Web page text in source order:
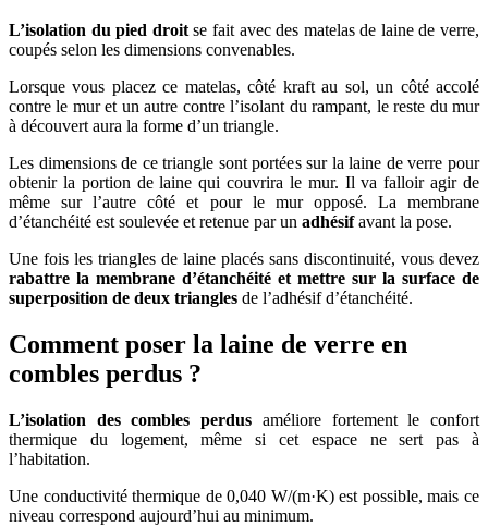
L’isolation du pied droitse fait avec des matelas de laine de verre,
coupés selon les dimensions convenables.
Lorsque vous placez ce matelas, côté kraft au sol, un côté accolé
contre le mur et un autre contre l’isolant du rampant, le reste du mur
à découvert aura la forme d’un triangle.
Les dimensions de ce triangle sont portées sur la laine de verre pour
obtenir la portion de laine qui couvrira le mur. Il va falloir agir de
même sur l’autre côté et pour le mur opposé. La membrane
d’étanchéité est soulevée et retenue par un adhésifavant la pose.
Une fois les triangles de laine placés sans discontinuité, vous devez
rabattre la membrane d’étanchéité et mettre sur la surface de
superposition de deux triangles de l’adhésif d’étanchéité.
Comment poser la laine de verre en
combles perdus ?
L’isolation des combles perdus améliore fortement le confort
thermique du logement, même si cet espace ne sert pas à
l’habitation.
Une conductivité thermique de 0,040 W/(m·K) est possible, mais ce
niveau correspond aujourd’hui au minimum.